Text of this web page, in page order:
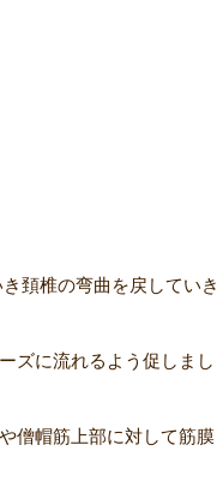
頚椎の弯曲を戻していき
ズに流れるよう促しまし
僧帽筋上部に対して筋膜